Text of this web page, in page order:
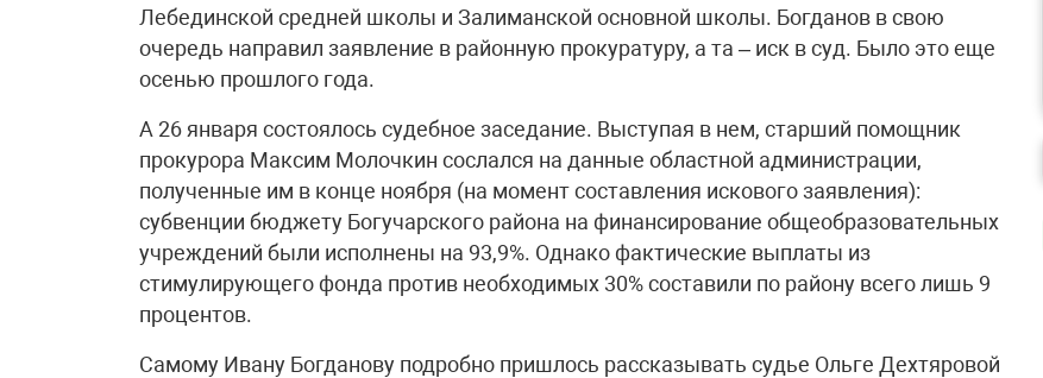
Лебединской средней школы и Залиманской основной школы. Богданов в свою
очередь направил заявление в районную прокуратуру, а та – иск в суд. Было это еще
осенью прошлого года.
А 26 января состоялось судебное заседание. Выступая в нем, старший помощник
прокурора Максим Молочкин сослался на данные областной администрации,
полученные им в конце ноября (на момент составления искового заявления):
субвенции бюджету Богучарского района на финансирование общеобразовательных
учреждений были исполнены на 93,9%. Однако фактические выплаты из
стимулирующего фонда против необходимых 30% составили по району всего лишь 9
процентов.
Самому Ивану Богданову подробно пришлось рассказывать судье Ольге Дехтяровой